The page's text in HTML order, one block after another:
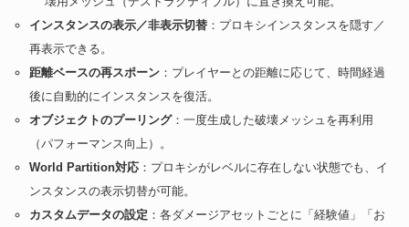
インスタンスの表示／非表示切替：プロキシインスタンスを隠す／
再表示できる。
距離ベースの再スポーン：プレイヤーとの距離に応じて、時間経過
後に自動的にインスタンスを復活。
オブジェクトのプーリング：一度生成した破壊メッシュを再利用
（パフォーマンス向上）。
World Partition対応：プロキシがレベルに存在しない状態でも、イ
ンスタンスの表示切替が可能。
カスタムデータの設定 ：各ダメージアセットごとに「経験値」「お